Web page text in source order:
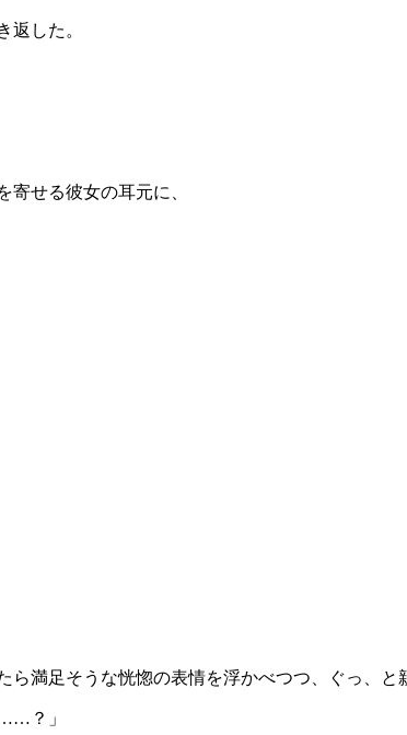
した。
せる彼女の耳元に、
満足そうな恍惚の表情を浮かべつつ、ぐっ、と
？」